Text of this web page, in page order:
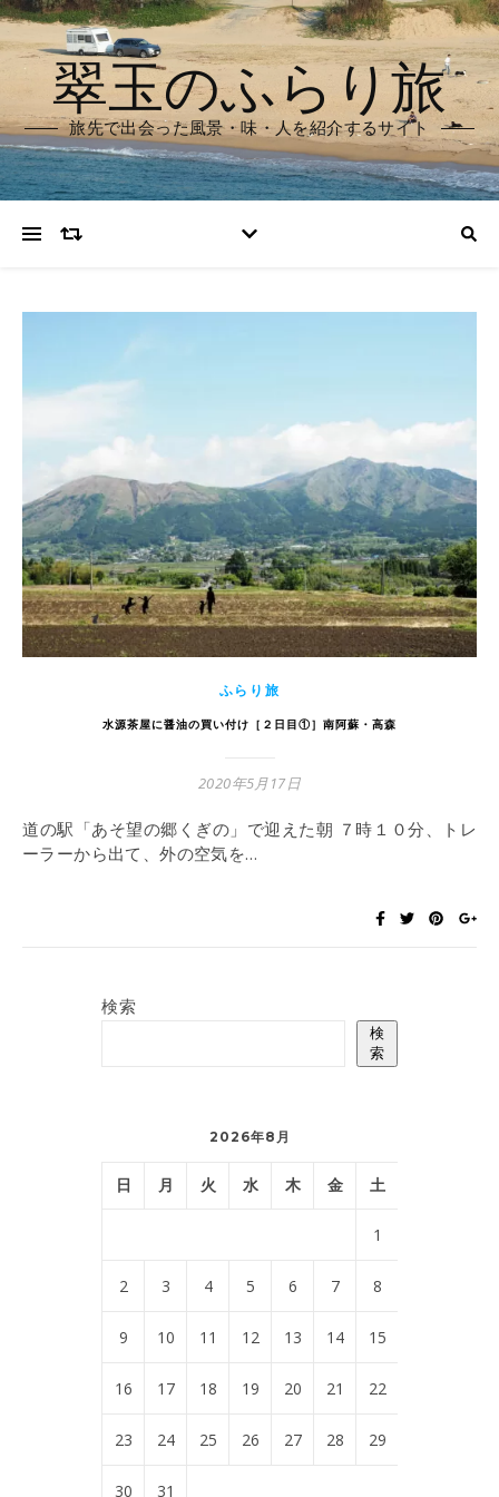
翠玉のふらり旅
旅先で出会った風景・味・人を紹介するサイト
ふらり旅
水源茶屋に醤油の買い付け［２日目①］南阿蘇・高森
2020年5月17日
道の駅「あそ望の郷くぎの」で迎えた朝 ７時１０分、トレ
ーラーから出て、外の空気を…
検索
検
索
2026年8月
日 月 火 水 木 金 土
1
2 3 4 5 6 7 8
9 10 11 12 13 14 15
16 17 18 19 20 21 22
23 24 25 26 27 28 29
30 31